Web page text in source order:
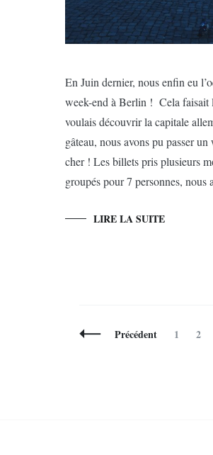
En Juin dernier, nous enfin eu
week-end à Berlin ! Cela faisait
voulais découvrir la capitale
gâteau, nous avons pu passer
cher ! Les billets pris plusieurs
groupés pour 7 personnes,
LIRE LA SUITE
NavigationPrécédent Page
1 Page
2